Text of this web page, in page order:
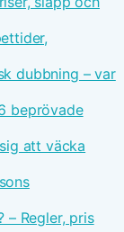
dubbning – var
beprövade
att väcka
– Regler, pris